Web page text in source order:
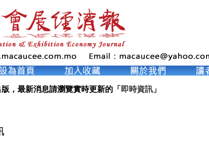
，最新消息請瀏覽實時更新的「 即時資訊」